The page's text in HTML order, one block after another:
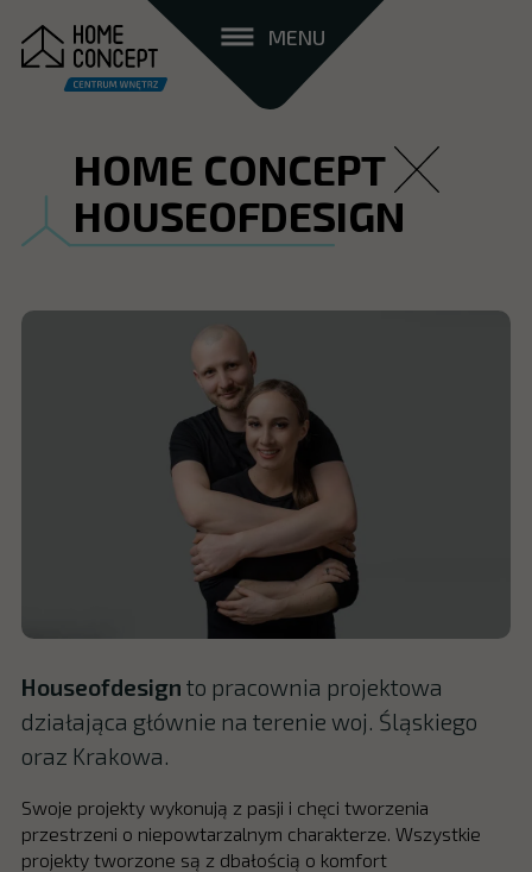
MENU
HOME CONCEPT
HOUSEOFDESIGN
Houseofdesign to pracownia projektowa
działająca głównie na terenie woj. Śląskiego
oraz Krakowa.
Swoje projekty wykonują z pasji i chęci tworzenia
przestrzeni o niepowtarzalnym charakterze. Wszystkie
projekty tworzone są z dbałością o komfort